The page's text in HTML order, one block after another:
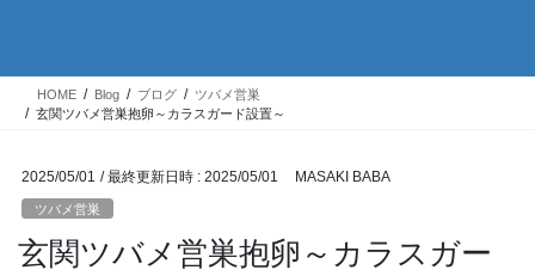
HOME Blog ブログ
ツバメ営巣
玄関ツバメ営巣抱卵～カラスガード設置～
2025/05/01 / 最終更新日時 : 2025/05/01 MASAKI BABA
ツバメ営巣
玄関ツバメ営巣抱卵～カラスガー